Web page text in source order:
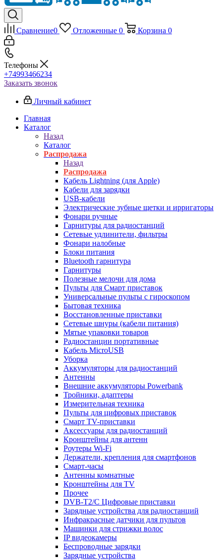
Сравнение0 Отложенные 0 Корзина 0
Телефоны
+74993466234
Заказать звонок
Личный кабинет
Главная
Каталог
Назад
Каталог
Распродажа
Назад
Распродажа
Кабель Lightning (для Apple)
Кабели для зарядки
USB-кабели
Электрические зубные щетки и ирригаторы
Фонари ручные
Гарнитуры для радиостанций
Сетевые удлинители, фильтры
Фонари налобные
Блоки питания
Bluetooth гарнитура
Гарнитуры
Полезные мелочи для дома
Пульты для Смарт приставок
Универсальные пульты с гироскопом
Бытовая техника
Восстановленные приставки
Сетевые шнуры (кабели питания)
Мятые упаковки товаров
Радиостанции портативные
Кабель MicroUSB
Уборка
Аккумуляторы для радиостанций
Антенны
Внешние аккумуляторы Powerbank
Тройники, адаптеры
Измерительная техника
Пульты для цифровых приставок
Смарт ТV-приставки
Аксессуары для радиостанций
Кронштейны для антенн
Роутеры Wi-Fi
Держатели, крепления для смартфонов
Смарт-часы
Антенны комнатные
Кронштейны для TV
Прочее
DVB-T2/C Цифровые приставки
Зарядные устройства для радиостанций
Инфракрасные датчики для пультов
Машинки для стрижки волос
IP видеокамеры
Беспроводные зарядки
Зарядные устройства